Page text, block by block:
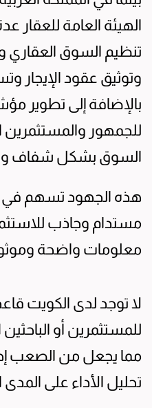
الهيئة العامة للعقار
تنظيم السوق
وتوثيق عقود الإيجار
بالإضافة إلى تطوير
للجمهور والمستثمرين
السوق بشكل شفاف
هذه الجهود تسهم في
مستدام وجاذب
معلومات واضحة
لا توجد لدى الكويت
للمستثمرين أو
مما يجعل من الصعب
تحليل الأداء على